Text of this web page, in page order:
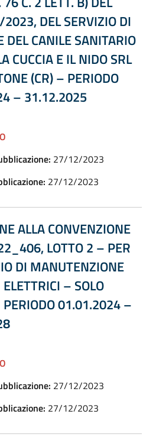
2023, DEL SERVIZIO DI
DEL CANILE SANITARIO
CUCCIA E IL NIDO SRL
(CR) – PERIODO
– 31.12.2025
27/12/2023
27/12/2023
ALLA CONVENZIONE
LOTTO 2 – PER
DI MANUTENZIONE
– SOLO
PERIODO 01.01.2024 –
27/12/2023
27/12/2023